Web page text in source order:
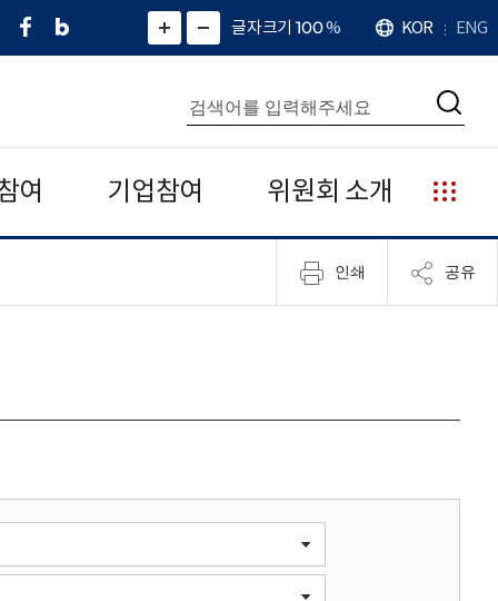
페
네
그
)
화
면
면
소
확
대
치
글자크기 100%
언
어
KOR ENG
통
합
검
색
검
여 기업참여 위원회 소개
누
리
집
안
인쇄 공유